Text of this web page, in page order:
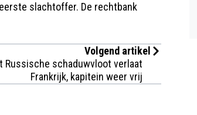
slachtoffer. De rechtbank
Volgend artikel
Russische schaduwvloot verlaat
Frankrijk, kapitein weer vrij